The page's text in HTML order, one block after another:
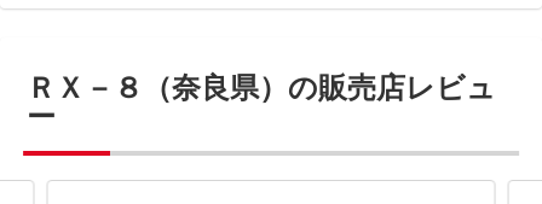
ＲＸ－８（奈良県）の販売店レビュ
ー